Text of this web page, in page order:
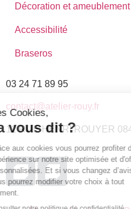
Décoration et ameublement
Accessibilité
Braseros
03 24 71 89 95
contact@atelier-rouy.fr
12 RUE HENRI ROUYER